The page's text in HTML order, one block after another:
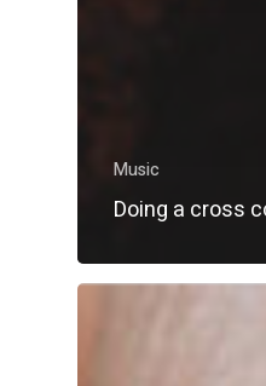
Music
Doing a cross